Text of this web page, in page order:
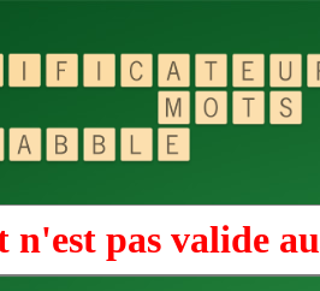
n'est pas valide au